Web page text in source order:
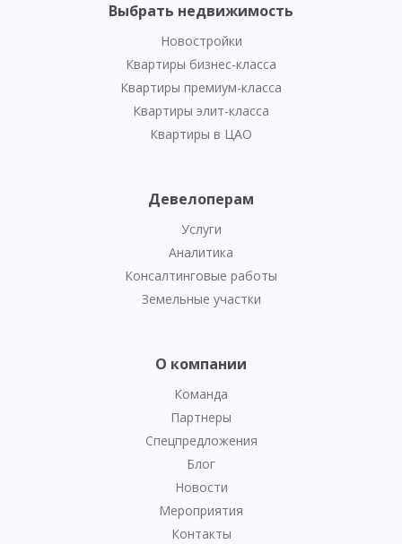
Выбрать недвижимость
Новостройки
Квартиры бизнес-класса
Квартиры премиум-класса
Квартиры элит-класса
Квартиры в ЦАО
Девелоперам
Услуги
Аналитика
Консалтинговые работы
Земельные участки
О компании
Команда
Партнеры
Спецпредложения
Блог
Новости
Мероприятия
Контакты